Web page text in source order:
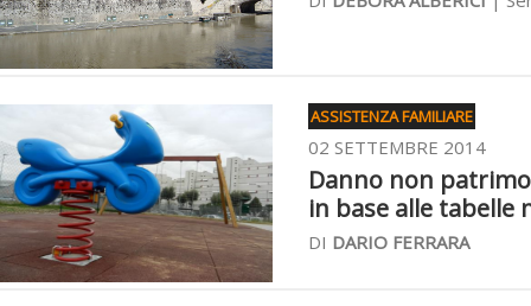
ASSISTENZA FAMILIARE
02 SETTEMBRE 2014
Danno non
in base alle tabelle
DI DARIO FERRARA